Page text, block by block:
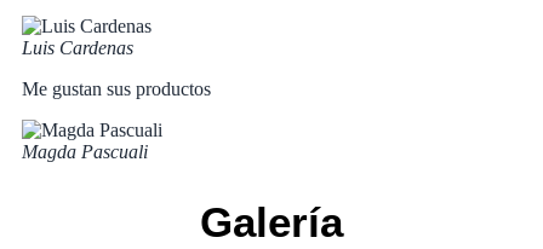
Luis Cardenas
Me gustan sus productos
Magda Pascuali
Galería